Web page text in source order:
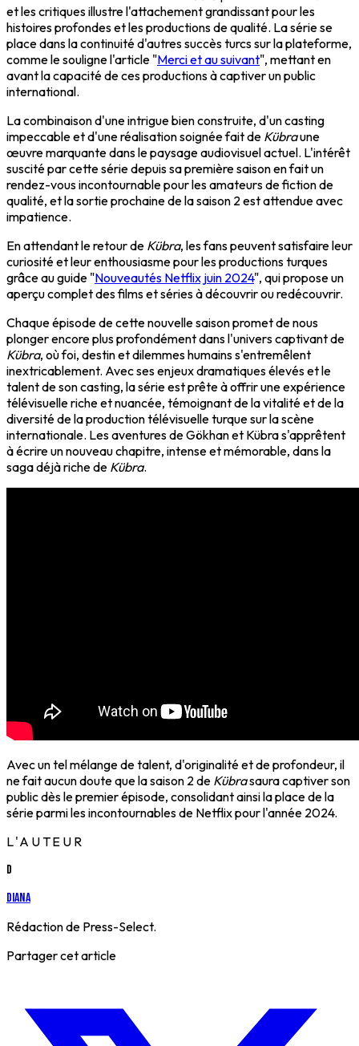
et les critiques illustre l'attachement grandissant pour les
histoires profondes et les productions de qualité. La série se
place dans la continuité d'autres succès turcs sur la plateforme,
comme le souligne l'article "Merci et au suivant", mettant en
avant la capacité de ces productions à captiver un public
international.
La combinaison d'une intrigue bien construite, d'un casting
impeccable et d'une réalisation soignée fait de Kübraune
œuvre marquante dans le paysage audiovisuel actuel. L'intérêt
suscité par cette série depuis sa première saison en fait un
rendez-vous incontournable pour les amateurs de fiction de
qualité, et la sortie prochaine de la saison 2 est attendue avec
impatience.
En attendant le retour de Kübra, les fans peuvent satisfaire leur
curiosité et leur enthousiasme pour les productions turques
grâce au guide "Nouveautés Netflix juin 2024", qui propose un
aperçu complet des films et séries à découvrir ou redécouvrir.
Chaque épisode de cette nouvelle saison promet de nous
plonger encore plus profondément dans l'univers captivant de
Kübra, où foi, destin et dilemmes humains s'entremêlent
inextricablement. Avec ses enjeux dramatiques élevés et le
talent de son casting, la série est prête à offrir une expérience
télévisuelle riche et nuancée, témoignant de la vitalité et de la
diversité de la production télévisuelle turque sur la scène
internationale. Les aventures de Gökhan et Kübra s'apprêtent
à écrire un nouveau chapitre, intense et mémorable, dans la
saga déjà riche de Kübra.
Avec un tel mélange de talent, d'originalité et de profondeur, il
ne fait aucun doute que la saison 2 de Kübrasaura captiver son
public dès le premier épisode, consolidant ainsi la place de la
série parmi les incontournables de Netflix pour l'année 2024.
L'AUTEUR
D
Diana
Rédaction de Press-Select.
Partager cet article